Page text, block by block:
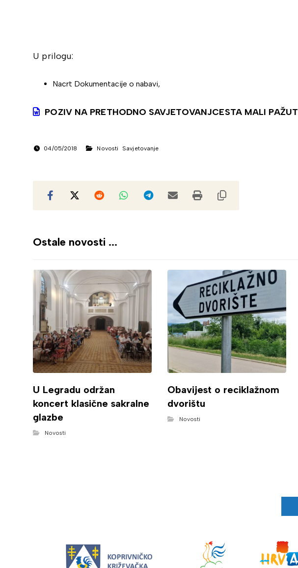
U prilogu:
Nacrt Dokumentacije o nabavi,
POZIV NA PRETHODNO SAVJETOVANJCESTA MALI PAŽUT
04/05/2018 Novosti Savjetovanje
Ostale novosti ...
U Legradu održan
koncert klasične sakralne
glazbe
Novosti
Obavijest o reciklažnom
dvorištu
Novosti